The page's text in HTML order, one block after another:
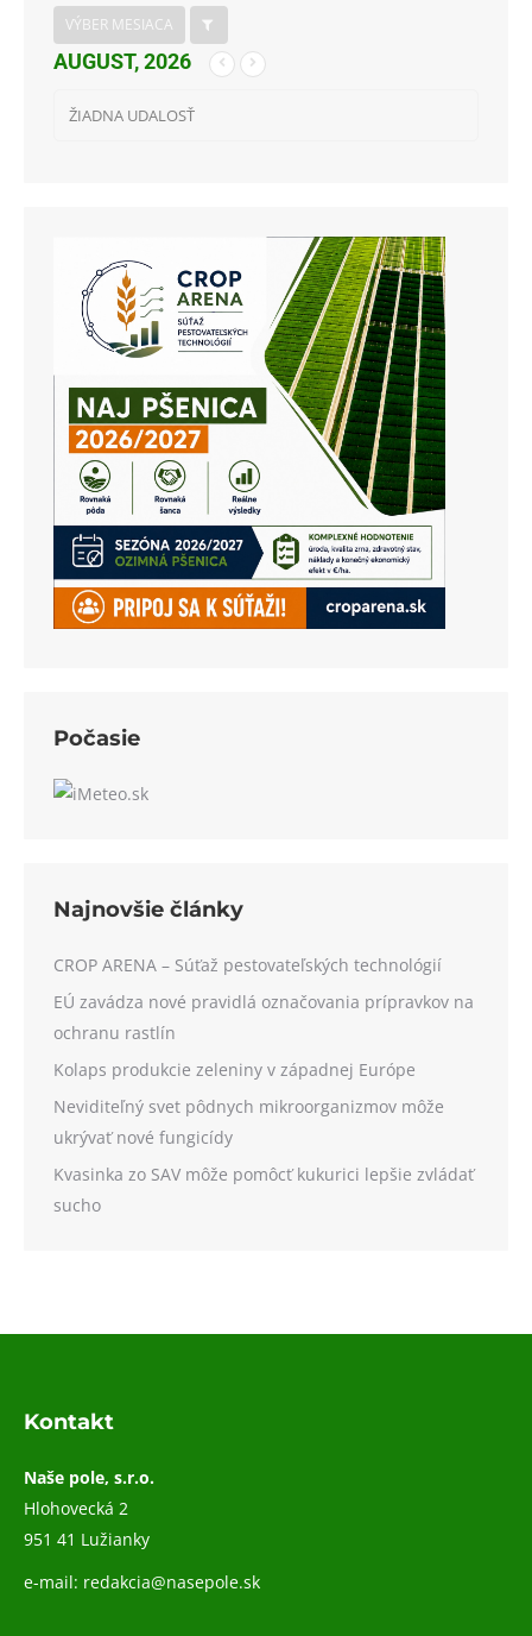
VÝBER MESIACA
AUGUST, 2026
ŽIADNA UDALOSŤ
Počasie
Najnovšie články
CROP ARENA – Súťaž pestovateľských technológií
EÚ zavádza nové pravidlá označovania prípravkov na
ochranu rastlín
Kolaps produkcie zeleniny v západnej Európe
Neviditeľný svet pôdnych mikroorganizmov môže
ukrývať nové fungicídy
Kvasinka zo SAV môže pomôcť kukurici lepšie zvládať
sucho
Kontakt
Naše pole, s.r.o.
Hlohovecká 2
951 41 Lužianky
e-mail: redakcia@nasepole.sk